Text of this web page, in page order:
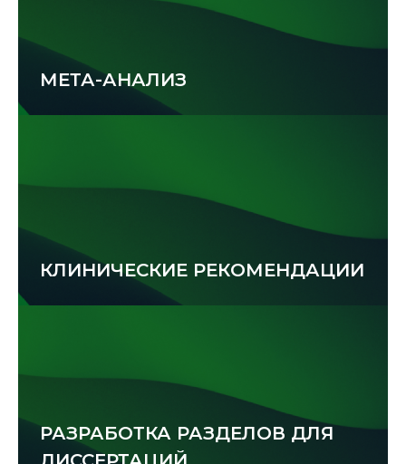
МЕТА-АНАЛИЗ
КЛИНИЧЕСКИЕ РЕКОМЕНДАЦИИ
РАЗРАБОТКА РАЗДЕЛОВ ДЛЯ